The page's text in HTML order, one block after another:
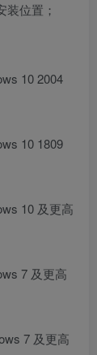
位置；
10 2004
10 1809
10 及更高
7 及更高
7 及更高